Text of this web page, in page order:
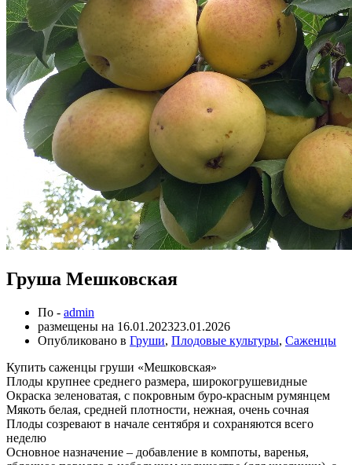
Груша Мешковская
По - admin
размещены на 16.01.202323.01.2026
Опубликовано в Груши, Плодовые культуры, Саженцы
Купить саженцы груши «Мешковская»
Плоды крупнее среднего размера, широкогрушевидные
Окраска зеленоватая, с покровным буро-красным румянцем
Мякоть белая, средней плотности, нежная, очень сочная
Плоды созревают в начале сентября и сохраняются всего
неделю
Основное назначение – добавление в компоты, варенья,